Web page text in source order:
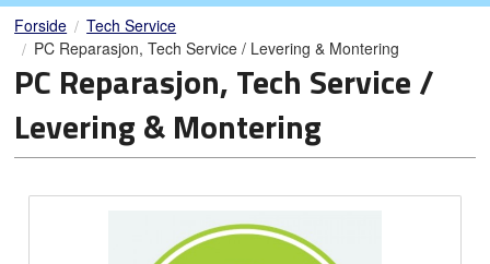
Forside
Tech Service
PC Reparasjon, Tech Service / Levering & Montering
PC Reparasjon, Tech Service /
Levering & Montering